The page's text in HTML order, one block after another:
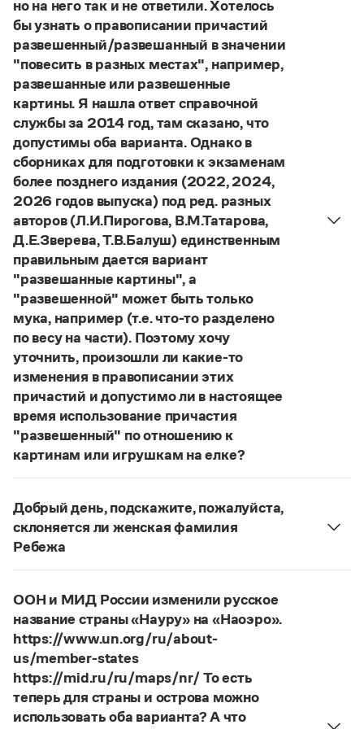
Словари русского языка как государственного
Справочники
Правила русской орфографии и пунктуации
Русский язык. Краткий теоретический курс
для школьников
Письмовник
Справочник по пунктуации
Словарь-справочник трудностей
Справочник по фразеологии
Азбучные истины
Словарь-справочник непростые слова
Все справочники портала
Журнал
Новости и события
Статьи
Интервью
Лекции и подкасты
Рекомендуем
Учебник Грамоты
Правила русского языка: от азов до тонкостей
Интерактивные упражнения: от простого к сложному
Скороговорки
Издательство
Словари
Научпоп
Учебники и справочники
Все книги
Управление в русском языке
Словарь русских имён
Словарь методических терминов
Правила русской орфографии и пунктуации
(1956)
но на него так и не ответили. Хотелось
бы узнать о правописании причастий
развешенный/развешанный в значении
"повесить в разных местах", например,
развешанные или развешенные
картины. Я нашла ответ справочной
службы за 2014 год, там сказано, что
допустимы оба варианта. Однако в
сборниках для подготовки к экзаменам
более позднего издания (2022, 2024,
2026 годов выпуска) под ред. разных
авторов (Л.И.Пирогова, В.М.Татарова,
Д.Е.Зверева, Т.В.Балуш) единственным
правильным дается вариант
"развешанные картины", а
"развешенной" может быть только
мука, например (т.е. что-то разделено
по весу на части). Поэтому хочу
уточнить, произошли ли какие-то
изменения в правописании этих
причастий и допустимо ли в настоящее
время использование причастия
"развешенный" по отношению к
картинам или игрушкам на елке?
Нашответ2014 года по-прежнему актуален.
то игнорируют рекомендации нормативных
словарей русского языка, в которых указан глагол
развесить
развешенный) со значением «повесить в разных
местах (несколько, много предметов)». Ср.:
Я знаю, что на стенах своей квартиры вы
развесили разные географические карты
(И. С. Тургенев, Бретер). И эти карты, безусловно,
развешены.
Страница ответа
Добрый день, подскажите, пожалуйста,
склоняется ли женская фамилия
Ребежа
ФамилияРебежасклоняется (и мужская,
Страница ответа
ООН и МИД России изменили русское
название страны «Науру» на «Наоэро».
https://www.un.org/ru/about-
us/member-states
https://mid.ru/ru/maps/nr/ То есть
теперь для страны и острова можно
использовать оба варианта? А что